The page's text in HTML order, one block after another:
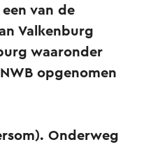
van de
Valkenburg
waaronder
opgenomen
Onderweg